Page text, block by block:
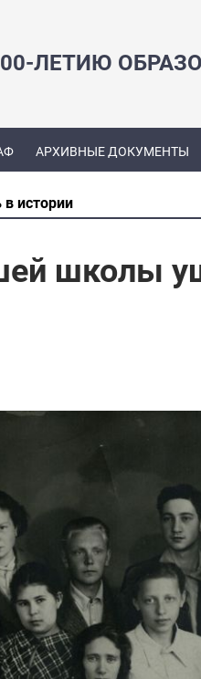
ЛЕТИЮ
АРХИВНЫЕ ДОКУМЕНТЫ
в истории
школы